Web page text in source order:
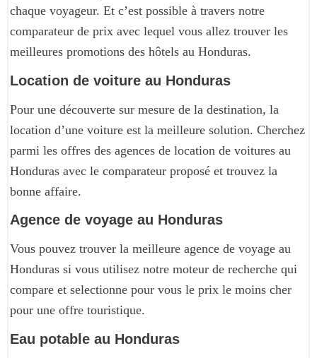
chaque voyageur. Et c’est possible à travers notre
comparateur de prix avec lequel vous allez trouver les
meilleures promotions des hôtels au Honduras.
Location de voiture au Honduras
Pour une découverte sur mesure de la destination, la
location d’une voiture est la meilleure solution. Cherchez
parmi les offres des agences de location de voitures au
Honduras avec le comparateur proposé et trouvez la
bonne affaire.
Agence de voyage au Honduras
Vous pouvez trouver la meilleure agence de voyage au
Honduras si vous utilisez notre moteur de recherche qui
compare et selectionne pour vous le prix le moins cher
pour une offre touristique.
Eau potable au Honduras